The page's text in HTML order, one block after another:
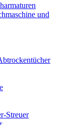
und
Streuer